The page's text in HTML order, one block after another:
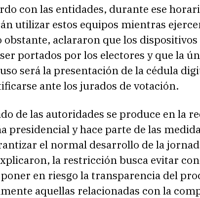
con las entidades, durante ese
utilizar estos equipos mientras
obstante, aclararon que los
portados por los electores y que la
será la presentación de la cédula
ante los jurados de votación.
de las autoridades se produce en la
presidencial y hace parte de las
el normal desarrollo de la
la restricción busca evitar
en riesgo la transparencia del
aquellas relacionadas con la